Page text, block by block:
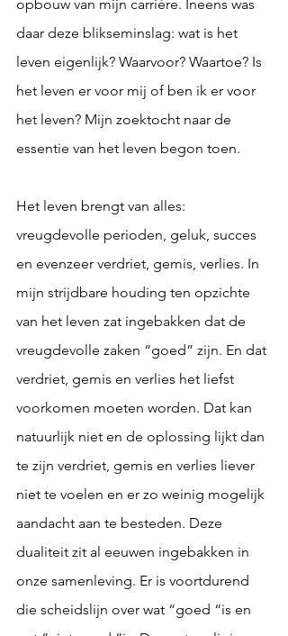
opbouw van mijn carrière. Ineens was
daar deze blikseminslag: wat is het
leven eigenlijk? Waarvoor? Waartoe? Is
het leven er voor mij of ben ik er voor
het leven? Mijn zoektocht naar de
essentie van het leven begon toen.
Het leven brengt van alles:
vreugdevolle perioden, geluk, succes
en evenzeer verdriet, gemis, verlies. In
mijn strijdbare houding ten opzichte
van het leven zat ingebakken dat de
vreugdevolle zaken “goed” zijn. En dat
verdriet, gemis en verlies het liefst
voorkomen moeten worden. Dat kan
natuurlijk niet en de oplossing lijkt dan
te zijn verdriet, gemis en verlies liever
niet te voelen en er zo weinig mogelijk
aandacht aan te besteden. Deze
dualiteit zit al eeuwen ingebakken in
onze samenleving. Er is voortdurend
die scheidslijn over wat “goed “is en